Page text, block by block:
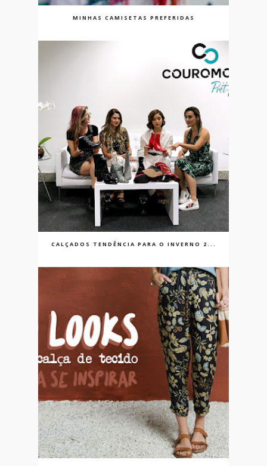
MINHAS CAMISETAS PREFERIDAS
CALÇADOS TENDÊNCIA PARA O INVERNO 2...